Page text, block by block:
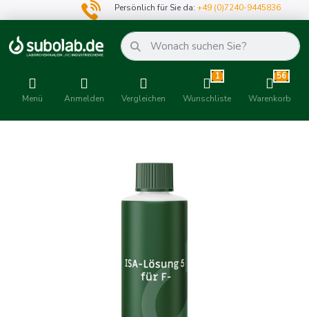
Persönlich für Sie da:+49 (0)7240-9445836
Menü Anmelden Vergleichen
1
Wunschliste
56
Warenkorb